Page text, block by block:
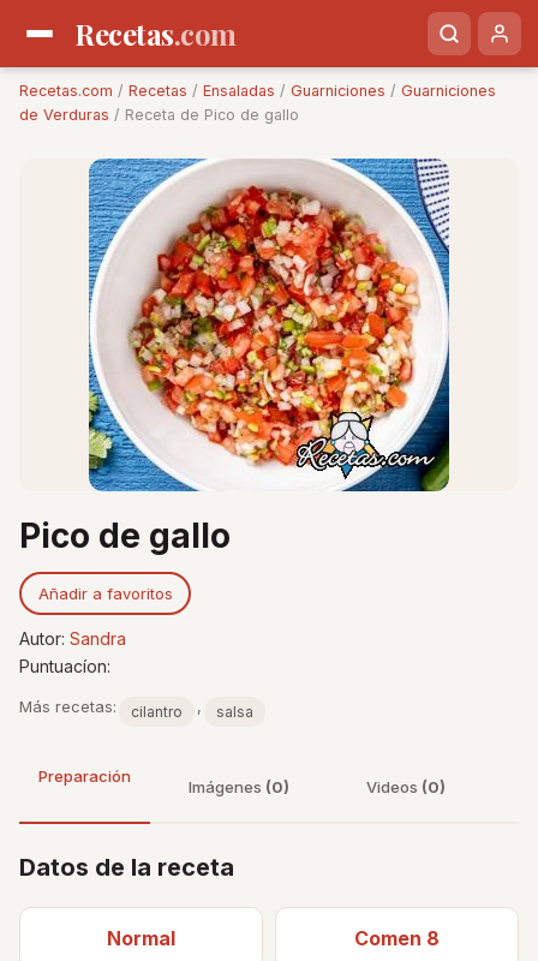
Recetas.com
Recetas.com / Recetas / Ensaladas / Guarniciones / Guarniciones
de Verduras / Receta de Pico de gallo
Pico de gallo
Añadir a favoritos
Autor: Sandra
Puntuacíon:
Más recetas: cilantro , salsa
Preparación
Imágenes (0) Videos (0)
Datos de la receta
Normal Comen 8